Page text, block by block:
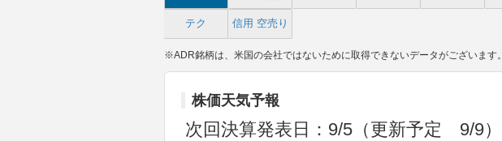
テク 信用 空売り
※ADR銘柄は、米国の会社ではないために取得できないデータがございます。
株価天気予報
次回決算発表日：9/5（更新予定 9/9）